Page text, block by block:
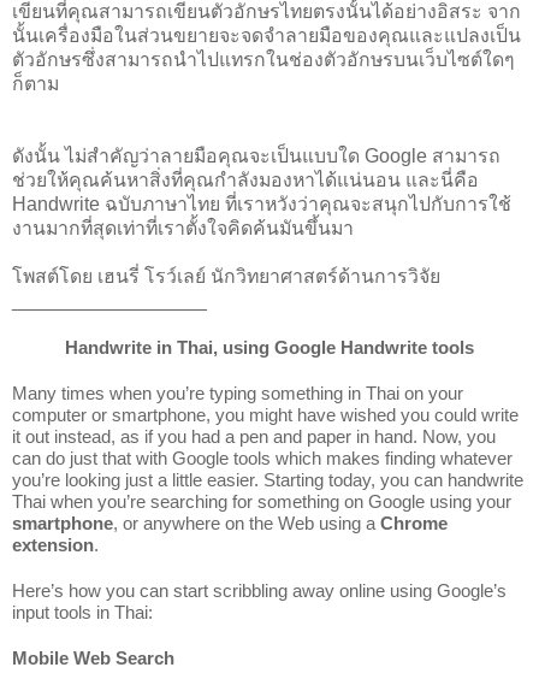
เขียนที่คุณสามารถเขียนตัวอักษรไทยตรงนั้นได้อย่างอิสระ จาก
นั้นเครื่องมือในส่วนขยายจะจดจำลายมือของคุณและแปลงเป็น
ตัวอักษรซึ่งสามารถนำไปแทรกในช่องตัวอักษรบนเว็บไซต์ใดๆ
ก็ตาม
ดังนั้น ไม่สำคัญว่าลายมือคุณจะเป็นแบบใด Google สามารถ
ช่วยให้คุณค้นหาสิ่งที่คุณกำลังมองหาได้แน่นอน และนี่คือ
Handwrite ฉบับภาษาไทย ที่เราหวังว่าคุณจะสนุกไปกับการใช้
งานมากที่สุดเท่าที่เราตั้งใจคิดค้นมันขึ้นมา
โพสต์โดย เฮนรี่ โรว์เลย์ นักวิทยาศาสตร์ด้านการวิจัย
Handwrite in Thai, using Google Handwrite tools
Many times when you’re typing something in Thai on your
computer or smartphone, you might have wished you could write
it out instead, as if you had a pen and paper in hand. Now, you
can do just that with Google tools which makes finding whatever
you’re looking just a little easier. Starting today, you can handwrite
smartphone, or anywhere on the Web using a Chrome
extension.
Here’s how you can start scribbling away online using Google’s
input tools in Thai:
Mobile Web Search